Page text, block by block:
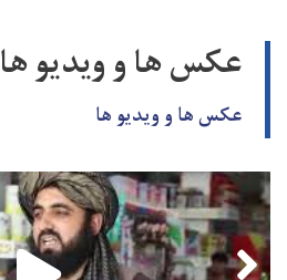
عکس ها و ویدیو ها
عکس ها و ویدیو ها